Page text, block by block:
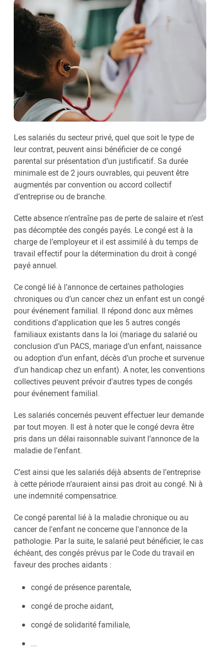
Les salariés du secteur privé, quel que soit le type de
leur contrat, peuvent ainsi bénéficier de ce congé
parental sur présentation d’un justificatif. Sa durée
minimale est de 2 jours ouvrables, qui peuvent être
augmentés par convention ou accord collectif
d’entreprise ou de branche.
Cette absence n’entraîne pas de perte de salaire et n’est
pas décomptée des congés payés. Le congé est à la
charge de l’employeur et il est assimilé à du temps de
travail effectif pour la détermination du droit à congé
payé annuel.
Ce congé lié à l’annonce de certaines pathologies
chroniques ou d’un cancer chez un enfant est un congé
pour événement familial. Il répond donc aux mêmes
conditions d’application que les 5 autres congés
familiaux existants dans la loi (mariage du salarié ou
conclusion d’un PACS, mariage d’un enfant, naissance
ou adoption d’un enfant, décès d’un proche et survenue
d’un handicap chez un enfant). A noter, les conventions
collectives peuvent prévoir d'autres types de congés
pour événement familial.
Les salariés concernés peuvent effectuer leur demande
par tout moyen. Il est à noter que le congé devra être
pris dans un délai raisonnable suivant l’annonce de la
maladie de l’enfant.
C’est ainsi que les salariés déjà absents de l’entreprise
à cette période n’auraient ainsi pas droit au congé. Ni à
une indemnité compensatrice.
Ce congé parental lié à la maladie chronique ou au
cancer de l'enfant ne concerne que l'annonce de la
pathologie. Par la suite, le salarié peut bénéficier, le cas
échéant, des congés prévus par le Code du travail en
faveur des proches aidants :
congé de présence parentale,
congé de proche aidant,
congé de solidarité familiale,
...